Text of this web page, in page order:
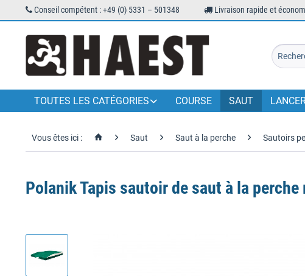
Conseil compétent : +49 (0) 5331 – 501348 Livraison rapide et
TOUTES LES CATÉGORIES COURSE SAUT
Vous êtes ici : Saut Saut à la perche Sautoirs
Polanik Tapis sautoir de saut à la